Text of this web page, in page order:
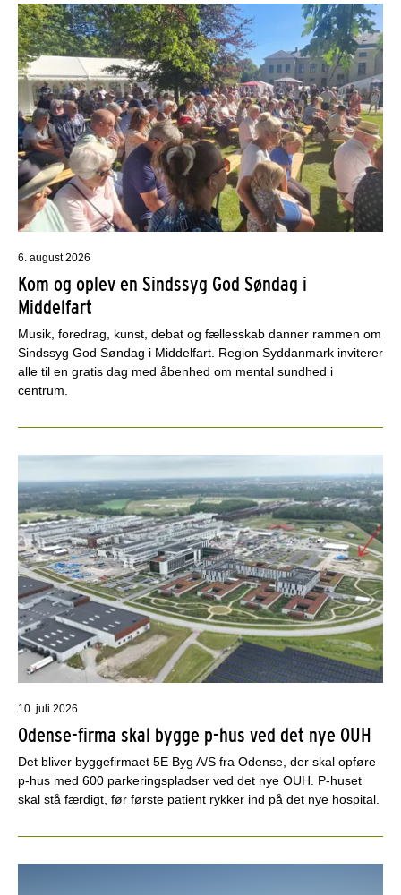
6. august 2026
Kom og oplev en Sindssyg God Søndag i
Middelfart
Musik, foredrag, kunst, debat og fællesskab danner rammen om
Sindssyg God Søndag i Middelfart. Region Syddanmark inviterer
alle til en gratis dag med åbenhed om mental sundhed i
centrum.
10. juli 2026
Odense-firma skal bygge p-hus ved det nye OUH
Det bliver byggefirmaet 5E Byg A/S fra Odense, der skal opføre
p-hus med 600 parkeringspladser ved det nye OUH. P-huset
skal stå færdigt, før første patient rykker ind på det nye hospital.